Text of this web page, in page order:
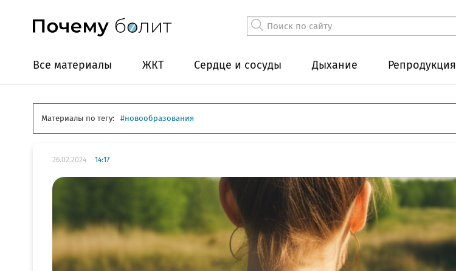
Все материалы ЖКТ Сердце и сосуды Дыхание Репродукция
Материалы по тегу: новообразования
26.02.2024 14:17